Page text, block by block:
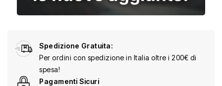
Spedizione Gratuita:
Per ordini con spedizione in Italia oltre i 200€ di
spesa!
Pagamenti Sicuri